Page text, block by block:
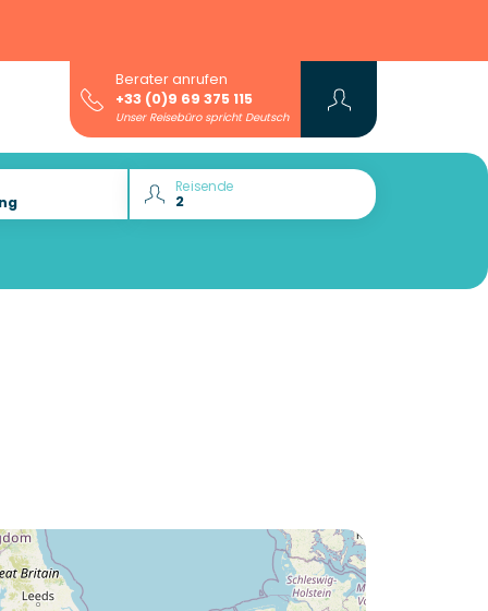
Berater anrufen
+33 (0)9 69 375 115
Unser Reisebüro spricht Deutsch
Reisende
Lust auf die :